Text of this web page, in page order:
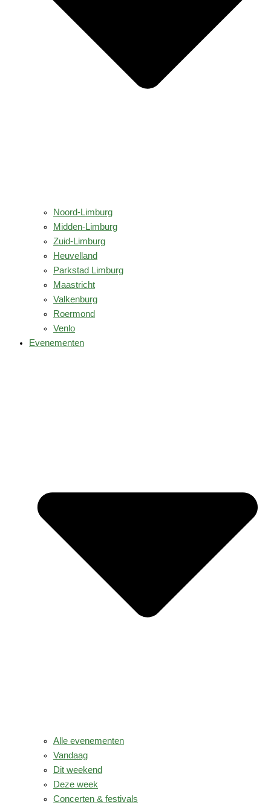
Noord-Limburg
Midden-Limburg
Zuid-Limburg
Heuvelland
Parkstad Limburg
Maastricht
Valkenburg
Roermond
Venlo
Evenementen
Alle evenementen
Vandaag
Dit weekend
Deze week
Concerten & festivals